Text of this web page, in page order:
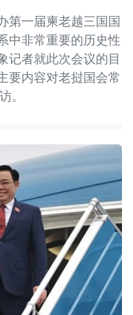
第一届柬老越三国国
中非常重要的历史性
记者就此次会议的目
要内容对老挝国会常
。